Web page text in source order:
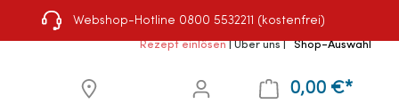
Webshop-Hotline 0800 5532211 (kostenfrei)
Rezept einlösen|Über uns| Shop-Auswahl
0,00 €*